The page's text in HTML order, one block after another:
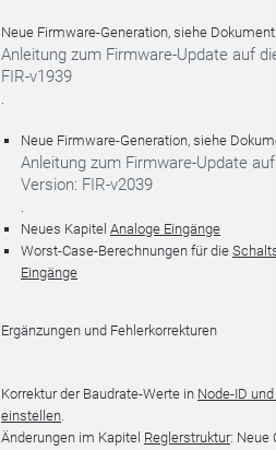
Neue Firmware-Generation, siehe Dokument
Anleitung zum Firmware-Update auf
FIR-v1939
.
Neue Firmware-Generation, siehe
Anleitung zum Firmware-Update
Version: FIR-v2039
.
Neues Kapitel Analoge Eingänge
Worst-Case-Berechnungen für die
Eingänge
Ergänzungen und Fehlerkorrekturen
Korrektur der Baudrate-Werte in Node-ID
einstellen.
Änderungen im Kapitel Reglerstruktur: Neue